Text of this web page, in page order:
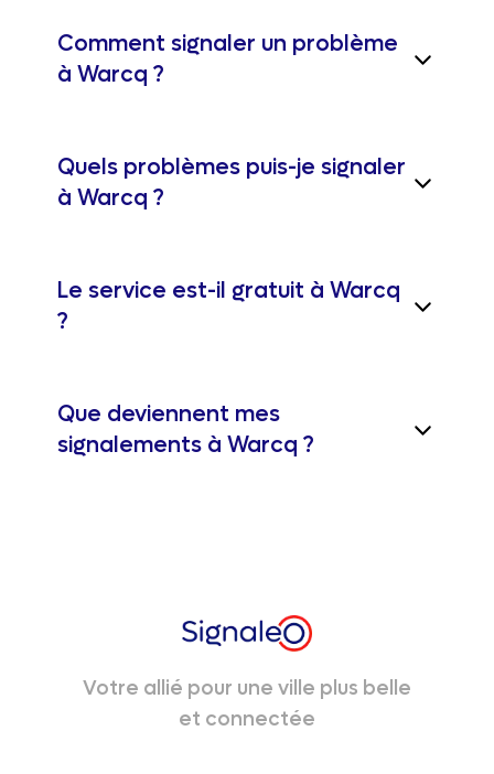
Comment signaler un problème
à Warcq ?
Quels problèmes puis-je signaler
à Warcq ?
Le service est-il gratuit à Warcq
?
Que deviennent mes
signalements à Warcq ?
Votre allié pour une ville plus belle
et connectée